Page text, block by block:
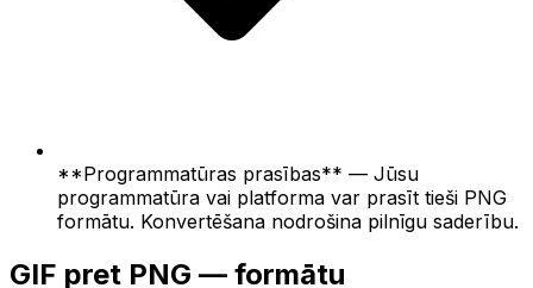
**Programmatūras prasības** — Jūsu
programmatūra vai platforma var prasīt tieši PNG
formātu. Konvertēšana nodrošina pilnīgu saderību.
GIF pret PNG — formātu